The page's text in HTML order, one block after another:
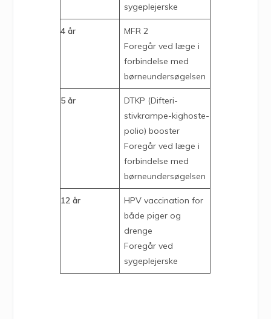
sygeplejerske
4 år
MFR 2
Foregår ved læge i
forbindelse med
børneundersøgelsen
5 år
DTKP (Difteri-
stivkrampe-kighoste-
polio) booster
Foregår ved læge i
forbindelse med
børneundersøgelsen
12 år
HPV vaccination for
både piger og
drenge
Foregår ved
sygeplejerske